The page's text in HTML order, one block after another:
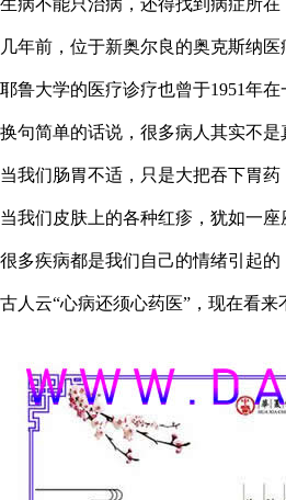
几年前，位于新奥尔良的奥克斯纳
耶鲁大学的医疗诊疗也曾于1951年
换句简单的话说，很多病人其实不是
当我们肠胃不适，只是大把吞下胃药
当我们皮肤上的各种红疹，犹如一
很多疾病都是我们自己的情绪引起
古人云“心病还须心药医”，现在看来